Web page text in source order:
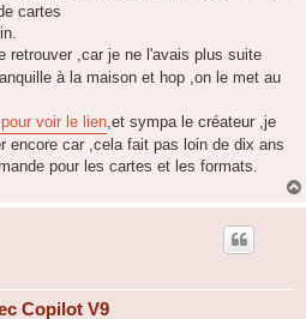
cartes
retrouver ,car je ne l'avais plus suite
à la maison et hop ,on le met au
voir le lien ,et sympa le créateur ,je
encore car ,cela fait pas loin de dix ans
pour les cartes et les formats.
Copilot V9